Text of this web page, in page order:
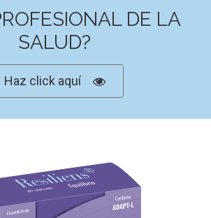
DE LA
SALUD?
Haz click aquí